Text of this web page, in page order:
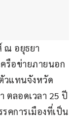
ณ อยุธยา
รือข่ายภายนอก
วแทนจังหวัด
ตลอดเวลา 25 ปี
คการเมืองที่เป็น